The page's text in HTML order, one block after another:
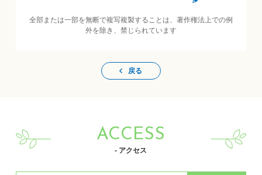
全部または一部を無断で複写複製することは、著作権法上での例
外を除き、禁じられています
戻る
ACCESS
- アクセス